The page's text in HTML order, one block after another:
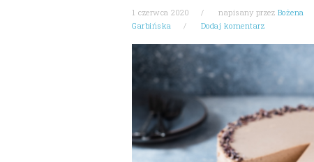
1 czerwca 2020 napisany przez Bożena
Garbińska
Dodaj komentarz